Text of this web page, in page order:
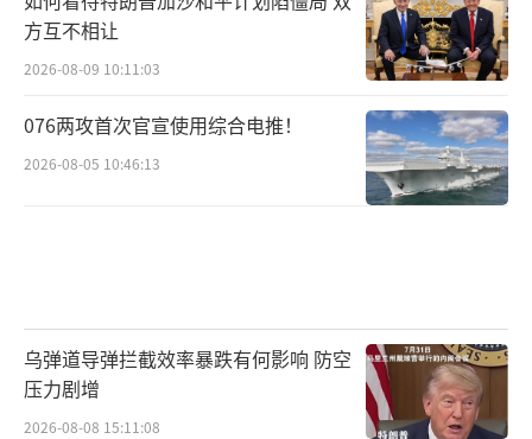
方互不相让
2026-08-09 10:11:03
076两攻首次官宣使用综合电推！
2026-08-05 10:46:13
乌弹道导弹拦截效率暴跌有何影响 防空
压力剧增
2026-08-08 15:11:08